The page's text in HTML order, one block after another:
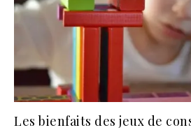
Les bienfaits des jeux de